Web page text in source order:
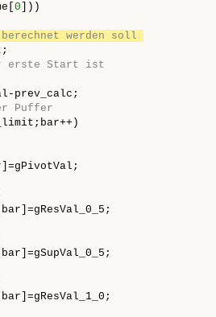
0 ]))
werden soll
erste Start ist
Puffer